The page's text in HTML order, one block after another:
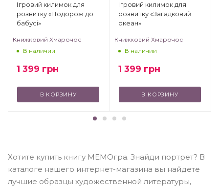
Ігровий килимок для
розвитку «Подорож до
бабусі»
Книжковий Хмарочос
В наличии
1 399 грн
В КОРЗИНУ
Ігровий килимок для
розвитку «Загадковий
океан»
Книжковий Хмарочос
В наличии
1 399 грн
В КОРЗИНУ
Хотите купить книгу МЕМОгра. Знайди портрет? В
каталоге нашего интернет-магазина вы найдете
лучшие образцы художественной литературы,